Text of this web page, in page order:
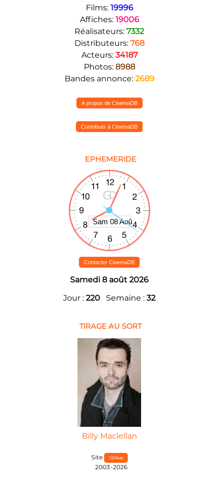
Films: 19996
Affiches: 19006
Réalisateurs: 7332
Distributeurs: 768
Acteurs: 34187
Photos: 8988
Bandes annonce: 2689
A propos de CinemaDB
Contribuer à CinemaDB
EPHEMERIDE
Contacter CinemaDB
Samedi 8 août 2026
Jour : 220 Semaine : 32
TIRAGE AU SORT
Billy Maclellan
Site GDWeb
2003-2026